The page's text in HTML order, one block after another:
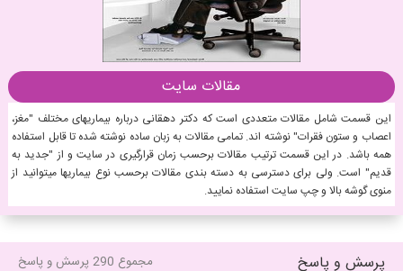
مقالات سایت
این قسمت شامل مقالات متعددی است که دکتر دهقانی درباره بیماریهای مختلف "مغز،
اعصاب و ستون فقرات" نوشته اند. تمامی مقالات به زبان ساده نوشته شده تا قابل استفاده
همه باشد. در این قسمت ترتیب مقالات برحسب زمان قرارگیری در سایت و از "جدید به
قدیم" است. ولی برای دسترسی به دسته بندی مقالات برحسب نوع بیماریها میتوانید از
منوی گوشه بالا و چپ سایت استفاده نمایید.
پرسش و پاسخ مجموع 290 پرسش و پاسخ